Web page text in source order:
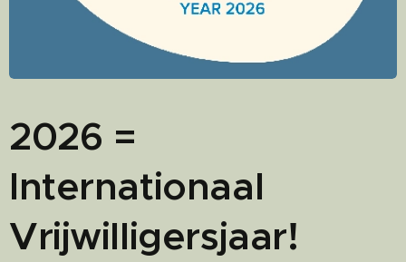
2026 =
Internationaal
Vrijwilligersjaar!